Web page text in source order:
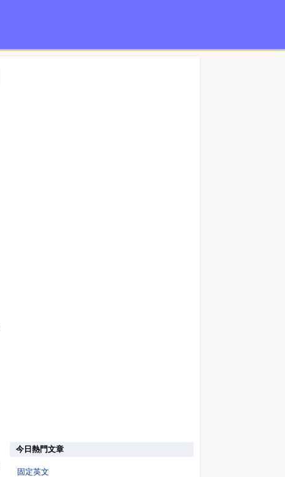
今日熱門文章
固定英文